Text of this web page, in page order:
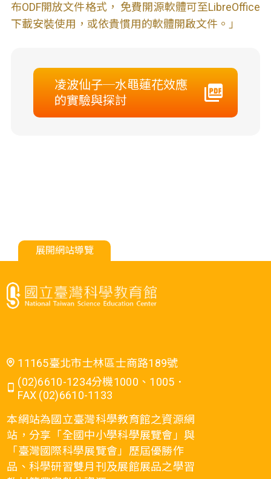
布ODF開放文件格式， 免費開源軟體可至LibreOffice
下載安裝使用，或依貴慣用的軟體開啟文件。」
凌波仙子─水黽蓮花效應
的實驗與探討
展開網站導覽
11165臺北市士林區士商路189號
(02)6610-1234分機1000、1005．
FAX (02)6610-1133
本網站為國立臺灣科學教育館之資源網
站，分享「全國中小學科學展覽會」與
「臺灣國際科學展覽會」歷屆優勝作
品、科學研習雙月刊及展館展品之學習